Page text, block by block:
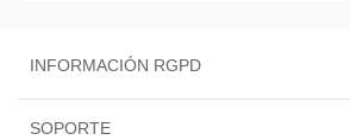
INFORMACIÓN RGPD
SOPORTE